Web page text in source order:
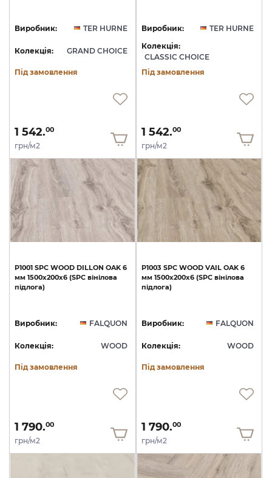
Виробник: TER HURNE
Колекція: GRAND CHOICE
Під замовлення
1 542.00
грн/м2
Виробник:
TER HURNE
Колекція:
CLASSIC CHOICE
Під замовлення
1 542.00
грн/м2
P1001 SPC WOOD DILLON OAK 6
мм 1500х200х6 (SPC вінілова
підлога)
Виробник: FALQUON
Колекція: WOOD
Під замовлення
1 790.00
грн/м2
P1003 SPC WOOD VAIL OAK 6
мм 1500х200х6 (SPC вінілова
підлога)
Виробник: FALQUON
Колекція: WOOD
Під замовлення
1 790.00
грн/м2